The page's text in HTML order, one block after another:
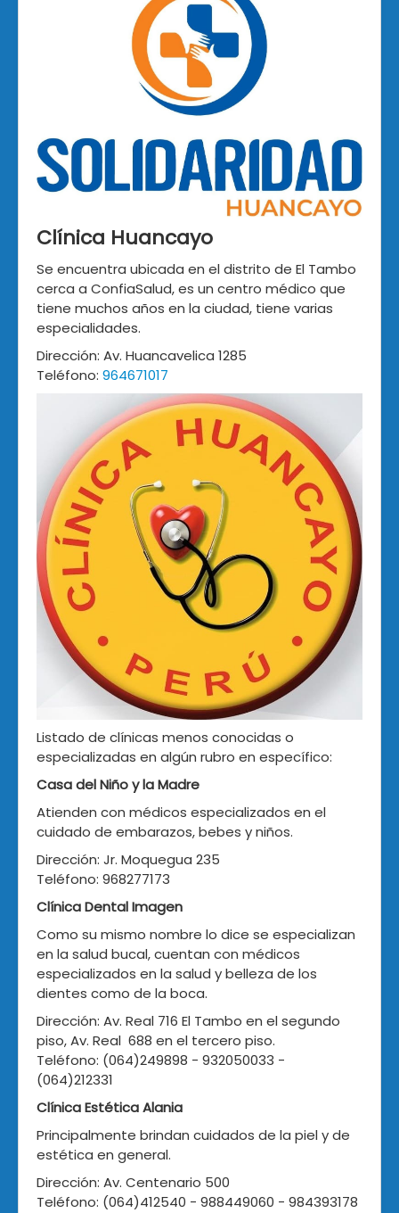
Clínica Huancayo
Se encuentra ubicada en el distrito de El Tambo
cerca a ConfiaSalud, es un centro médico que
tiene muchos años en la ciudad, tiene varias
especialidades.
Dirección: Av. Huancavelica 1285
Teléfono: 964671017
Listado de clínicas menos conocidas o
especializadas en algún rubro en específico:
Casa del Niño y la Madre
Atienden con médicos especializados en el
cuidado de embarazos, bebes y niños.
Dirección: Jr. Moquegua 235
Teléfono: 968277173
Clínica Dental Imagen
Como su mismo nombre lo dice se especializan
en la salud bucal, cuentan con médicos
especializados en la salud y belleza de los
dientes como de la boca.
Dirección: Av. Real 716 El Tambo en el segundo
piso, Av. Real 688 en el tercero piso.
Teléfono: (064)249898 - 932050033 -
(064)212331
Clínica Estética Alania
Principalmente brindan cuidados de la piel y de
estética en general.
Dirección: Av. Centenario 500
Teléfono: (064)412540 - 988449060 - 984393178